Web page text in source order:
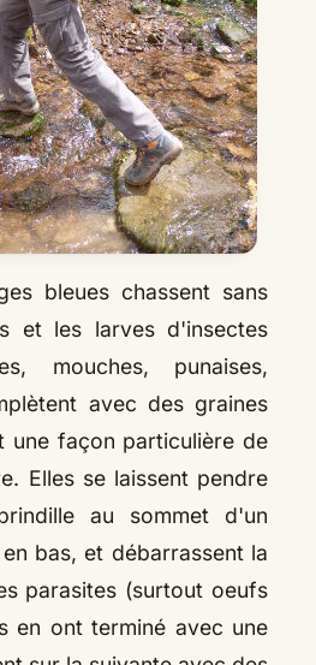
bleues chassent sans
et les larves d'insectes
mouches, punaises,
avec des graines
une façon particulière de
Elles se laissent pendre
au sommet d'un
bas, et débarrassent la
parasites (surtout oeufs
en ont terminé avec une